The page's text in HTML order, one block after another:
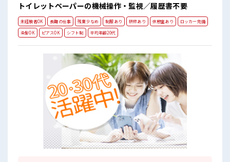
トイレットペーパーの機械操作・監視／履歴書不要
未経験者OK 長期の仕事 残業少なめ 制服あり 研修あり 休憩室あり
ロッカー完備
染髪OK
ピアスOK シフト制 平均年齢20代